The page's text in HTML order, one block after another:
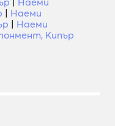
| Наеми
| Наеми
Кипър